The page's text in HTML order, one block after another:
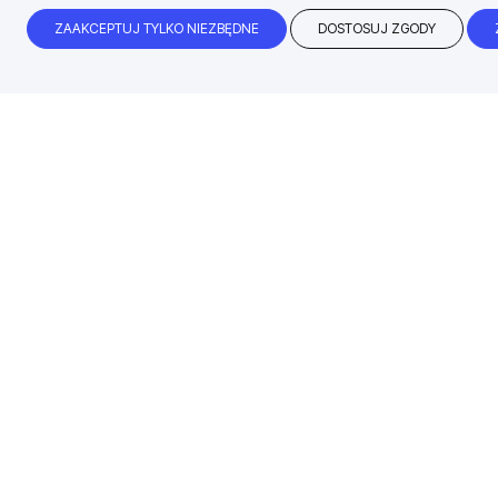
ZAAKCEPTUJ TYLKO NIEZBĘDNE DOSTOSUJ ZGODY